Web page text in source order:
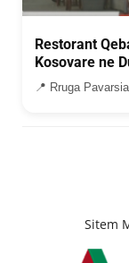
Restorant
Kosovare ne
📍 Rruga
Sitem